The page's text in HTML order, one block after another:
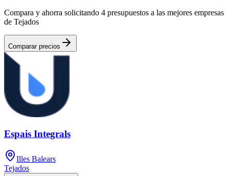
Compara y ahorra solicitando 4 presupuestos a las mejores empresas
de Tejados
Comparar precios
Espais Integrals
Illes Balears
Tejados